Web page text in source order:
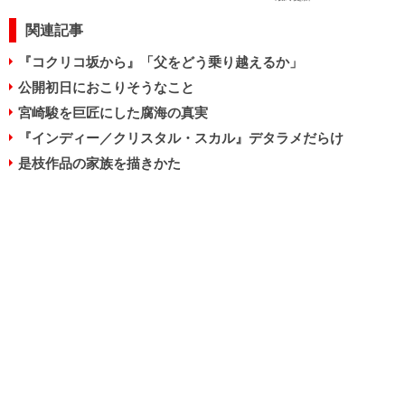
関連記事
『コクリコ坂から』「父をどう乗り越えるか」
公開初日におこりそうなこと
宮崎駿を巨匠にした腐海の真実
『インディー／クリスタル・スカル』デタラメだらけ
是枝作品の家族を描きかた